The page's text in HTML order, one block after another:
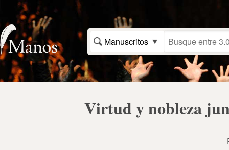
Manuscritos
Virtud y nobleza